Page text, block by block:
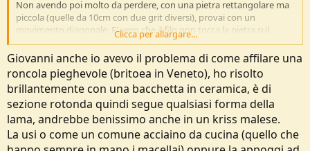
Non avendo poi molto da perdere, con una pietra rettangolare ma
piccola (quelle da 10cm con due grit diversi), provai con un
movimento diagonale. E' vero che il filo non tocca la pietra sul
piatto, ma sugli spigoli sì.
Lavorando in diagonale (pressione qb) si riesce a passare sul filo ed
ad asportare materiale.
La punta la rifinivo con il lato più stretto, il fianco, quello con due
densità, per avere meno superficie di appoggio.
La parte centrale, più concava, dopo la passata di spigoli la
strofinavo con un ciotolo da spiaggia tondeggiante bagnato, più
che altro per lucidare.
Clicca per allargare...
Giovanni anche io avevo il problema di come affilare una
roncola pieghevole (britoea in Veneto), ho risolto
brillantemente con una bacchetta in ceramica, è di
sezione rotonda quindi segue qualsiasi forma della
lama, andrebbe benissimo anche in un kriss malese.
La usi o come un comune acciaino da cucina (quello che